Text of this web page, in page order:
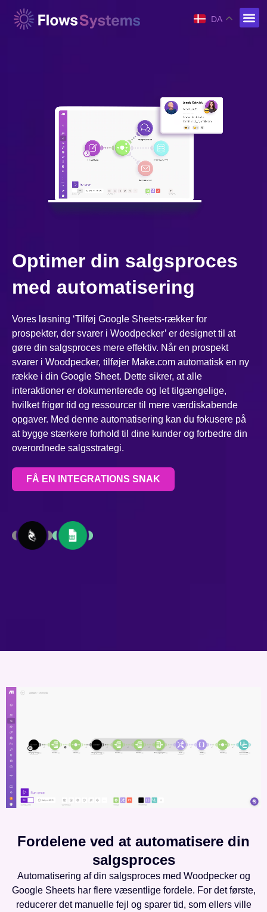
DA
Optimer din salgsproces
med automatisering
Vores løsning ‘Tilføj Google Sheets-rækker for
prospekter, der svarer i Woodpecker’ er designet til at
gøre din salgsproces mere effektiv. Når en prospekt
svarer i Woodpecker, tilføjer Make.com automatisk en ny
række i din Google Sheet. Dette sikrer, at alle
interaktioner er dokumenterede og let tilgængelige,
hvilket frigør tid og ressourcer til mere værdiskabende
opgaver. Med denne automatisering kan du fokusere på
at bygge stærkere forhold til dine kunder og forbedre din
overordnede salgsstrategi.
FÅ EN INTEGRATIONS SNAK
Fordelene ved at automatisere din
salgsproces
Automatisering af din salgsproces med Woodpecker og
Google Sheets har flere væsentlige fordele. For det første,
reducerer det manuelle fejl og sparer tid, som ellers ville